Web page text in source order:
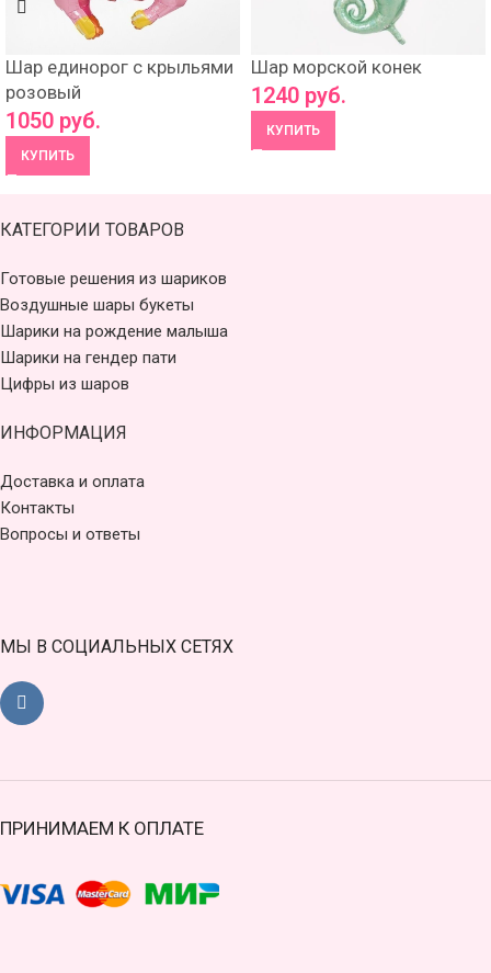
Шар единорог с крыльями
розовый
1050 руб.
КУПИТЬ
Шар морской конек
1240 руб.
КУПИТЬ
КАТЕГОРИИ ТОВАРОВ
Готовые решения из шариков
Воздушные шары букеты
Шарики на рождение малыша
Шарики на гендер пати
Цифры из шаров
ИНФОРМАЦИЯ
Доставка и оплата
Контакты
Вопросы и ответы
МЫ В СОЦИАЛЬНЫХ СЕТЯХ
ПРИНИМАЕМ К ОПЛАТЕ